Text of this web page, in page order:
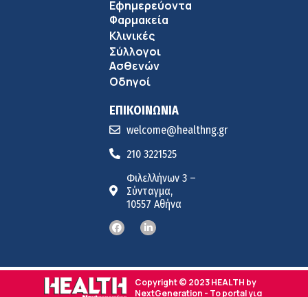
Εφημερεύοντα
Φαρμακεία
Κλινικές
Σύλλογοι
Ασθενών
Οδηγοί
ΕΠΙΚΟΙΝΩΝΙΑ
welcome@healthng.gr
210 3221525
Φιλελλήνων 3 –
Σύνταγμα,
10557 Αθήνα
Copyright © 2023 HEALTH by
NextGeneration - Το portal για